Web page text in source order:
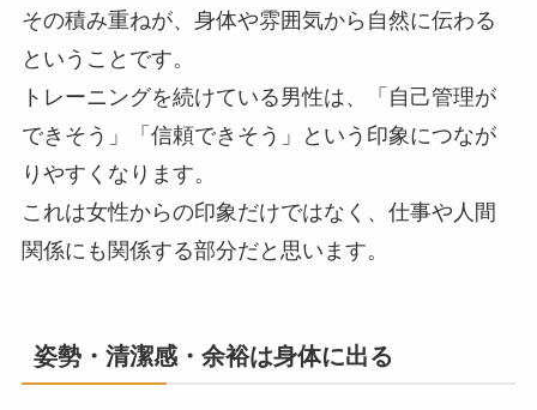
その積み重ねが、身体や雰囲気から自然に伝わる
ということです。
トレーニングを続けている男性は、「自己管理が
できそう」「信頼できそう」という印象につなが
りやすくなります。
これは女性からの印象だけではなく、仕事や人間
関係にも関係する部分だと思います。
姿勢・清潔感・余裕は身体に出る